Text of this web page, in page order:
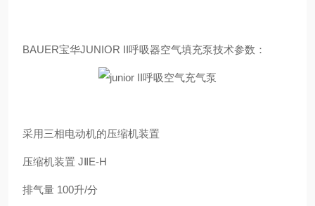
BAUER宝华JUNIOR II呼吸器空气填充泵技术参数：
采用三相电动机的压缩机装置
压缩机装置 JⅡE-H
排气量 100升/分